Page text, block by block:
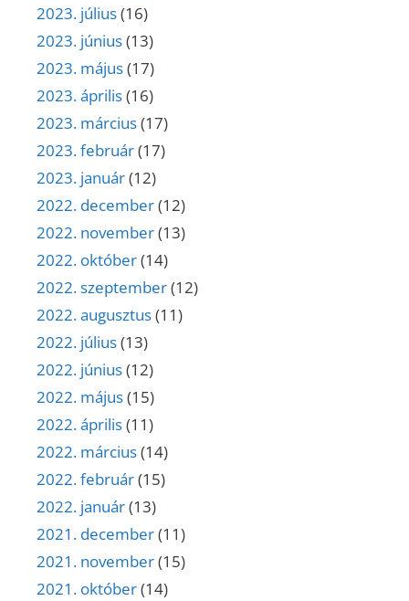
2023. július(16)
2023. június(13)
2023. május(17)
2023. április(16)
2023. március(17)
2023. február(17)
2023. január(12)
2022. december(12)
2022. november(13)
2022. október(14)
2022. szeptember(12)
2022. augusztus(11)
2022. július(13)
2022. június(12)
2022. május(15)
2022. április(11)
2022. március(14)
2022. február(15)
2022. január(13)
2021. december(11)
2021. november(15)
2021. október(14)